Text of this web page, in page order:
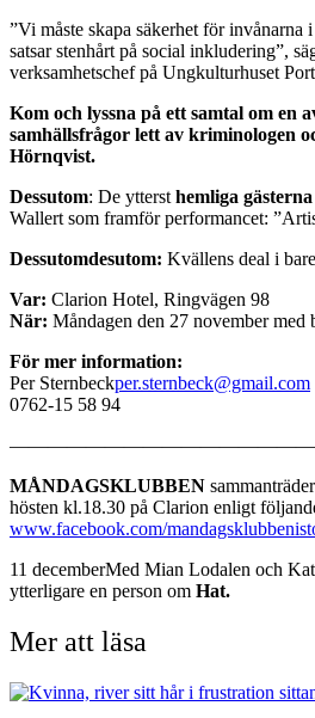
”Vi måste skapa säkerhet för invånarna
satsar stenhårt på social inkludering”,
verksamhetschef på Ungkulturhuset
Kom och lyssna på ett samtal om en
samhällsfrågor lett av kriminologen
Hörnqvist.
Dessutom: De ytterst hemliga gästerna
Wallert som framför performancet:
Dessutomdesutom: Kvällens deal i
Var: Clarion Hotel, Ringvägen 98
När: Måndagen den 27 november med
För mer information:
Per Sternbeckper.sternbeck@gmail.com
0762-15 58 94
MÅNDAGSKLUBBEN
hösten kl.18.30 på Clarion enligt
www.facebook.com/
11 decemberMed Mian Lodalen och
ytterligare en person om Hat.
Mer att läsa